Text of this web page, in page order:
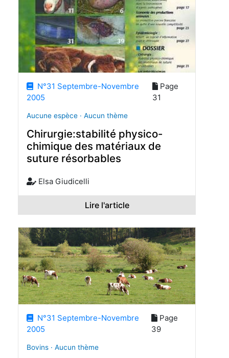
N°31 Septembre-Novembre
2005
Page
31
Aucune espèce · Aucun thème
Chirurgie:stabilité physico-
chimique des matériaux de
suture résorbables
Elsa Giudicelli
Lire l'article
N°31 Septembre-Novembre
2005
Page
39
Bovins · Aucun thème